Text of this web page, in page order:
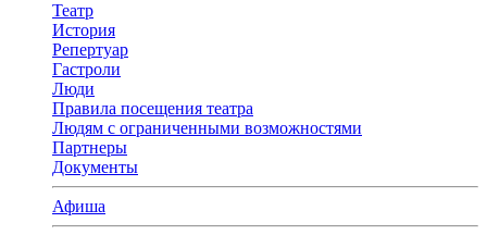
Театр
История
Репертуар
Гастроли
Люди
Правила посещения театра
Людям с ограниченными возможностями
Партнеры
Документы
Афиша